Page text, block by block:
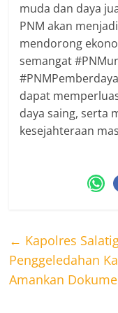
muda dan daya
PNM akan
mendorong
semangat
dapat
daya saing, serta
kesejahteraan
← Kapolres
Penggeledahan
Amankan